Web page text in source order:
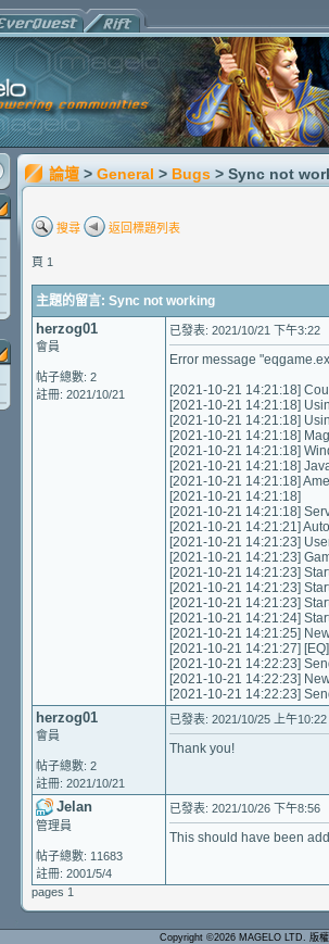
論壇 > General > Bugs > Sync not
搜尋 返回標題列表
頁 1
主題的留言: Sync not working
herzog01
會員
帖子總數: 2
註冊: 2021/10/21
已發表: 2021/10/21 下午3:22
Error message
[2021-10-21 14:21:18]
[2021-10-21 14:21:18]
[2021-10-21 14:21:18]
[2021-10-21 14:21:18]
[2021-10-21 14:21:18]
[2021-10-21 14:21:18]
[2021-10-21 14:21:18]
[2021-10-21 14:21:18]
[2021-10-21 14:21:18]
[2021-10-21 14:21:21]
[2021-10-21 14:21:23]
[2021-10-21 14:21:23]
[2021-10-21 14:21:23]
[2021-10-21 14:21:23]
[2021-10-21 14:21:23]
[2021-10-21 14:21:24]
[2021-10-21 14:21:25]
[2021-10-21 14:21:27]
[2021-10-21 14:22:23]
[2021-10-21 14:22:23]
[2021-10-21 14:22:23]
herzog01
會員
帖子總數: 2
註冊: 2021/10/21
已發表: 2021/10/25 上午10:22
Thank you!
Jelan
管理員
帖子總數: 11683
註冊: 2001/5/4
已發表: 2021/10/26 下午8:56
This should have been
pages 1
Copyright ©2026 MAGELO LTD. 版